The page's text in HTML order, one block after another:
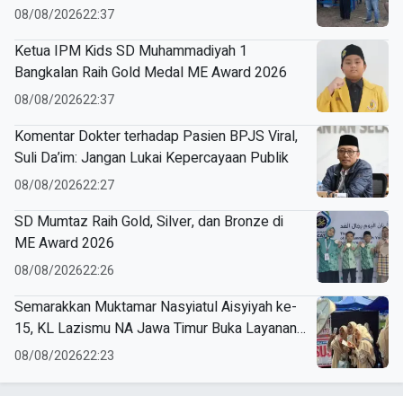
08/08/202622:37
Ketua IPM Kids SD Muhammadiyah 1
Bangkalan Raih Gold Medal ME Award 2026
08/08/202622:37
Komentar Dokter terhadap Pasien BPJS Viral,
Suli Da’im: Jangan Lukai Kepercayaan Publik
08/08/202622:27
SD Mumtaz Raih Gold, Silver, dan Bronze di
ME Award 2026
08/08/202622:26
Semarakkan Muktamar Nasyiatul Aisyiyah ke-
15, KL Lazismu NA Jawa Timur Buka Layanan
ZISKA hingga Spot Foto Cermin Cembung
08/08/202622:23